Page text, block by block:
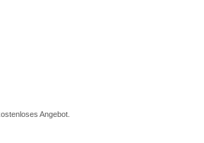
Angebot.